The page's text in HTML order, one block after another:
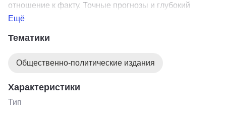
отношение к факту. Точные прогнозы и глубокий
анализ.
Ещё
Тематики
Общественно-политические издания
Характеристики
Тип